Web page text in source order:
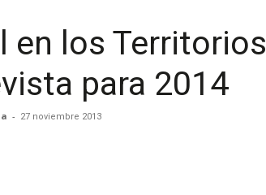
en los Territorios
para 2014
- 27 noviembre 2013